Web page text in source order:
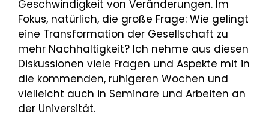
Geschwindigkeit von Veränderungen. Im
Fokus, natürlich, die große Frage: Wie gelingt
eine Transformation der Gesellschaft zu
mehr Nachhaltigkeit? Ich nehme aus diesen
Diskussionen viele Fragen und Aspekte mit in
die kommenden, ruhigeren Wochen und
vielleicht auch in Seminare und Arbeiten an
der Universität.